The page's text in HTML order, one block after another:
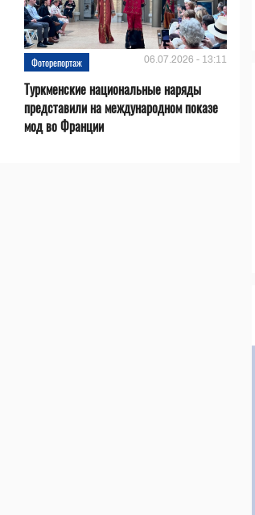
Фоторепортаж 06.07.2026 - 13:11
Туркменские национальные наряды
представили на международном показе
мод во Франции